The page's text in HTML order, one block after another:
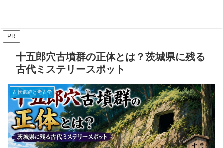
PR
十五郎穴古墳群の正体とは？茨城県に残る
古代ミステリースポット
古代遺跡と考古学